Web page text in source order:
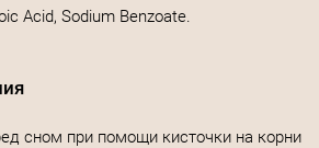
Acid, Sodium Benzoate.
сном при помощи кисточки на корни